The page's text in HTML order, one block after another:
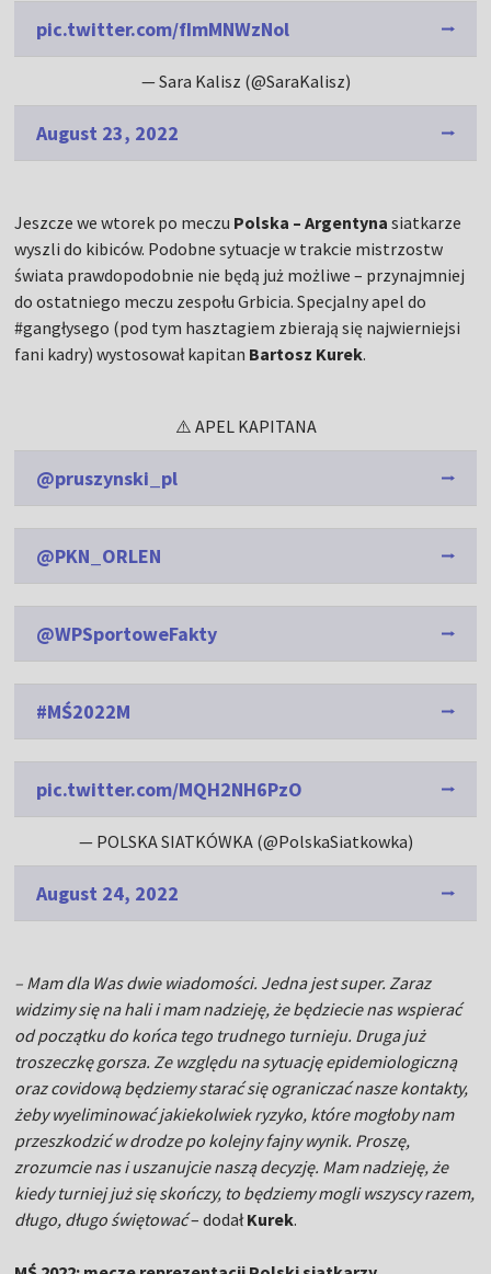
pic.twitter.com/fImMNWzNol
— Sara Kalisz (@SaraKalisz)
August 23, 2022
Jeszcze we wtorek po meczu Polska – Argentyna siatkarze
wyszli do kibiców. Podobne sytuacje w trakcie mistrzostw
świata prawdopodobnie nie będą już możliwe – przynajmniej
do ostatniego meczu zespołu Grbicia. Specjalny apel do
#gangłysego (pod tym hasztagiem zbierają się najwierniejsi
fani kadry) wystosował kapitan Bartosz Kurek.
⚠️ APEL KAPITANA
@pruszynski_pl
@PKN_ORLEN
@WPSportoweFakty
#MŚ2022M
pic.twitter.com/MQH2NH6PzO
— POLSKA SIATKÓWKA (@PolskaSiatkowka)
August 24, 2022
– Mam dla Was dwie wiadomości. Jedna jest super. Zaraz
widzimy się na hali i mam nadzieję, że będziecie nas wspierać
od początku do końca tego trudnego turnieju. Druga już
troszeczkę gorsza. Ze względu na sytuację epidemiologiczną
oraz covidową będziemy starać się ograniczać nasze kontakty,
żeby wyeliminować jakiekolwiek ryzyko, które mogłoby nam
przeszkodzić w drodze po kolejny fajny wynik. Proszę,
zrozumcie nas i uszanujcie naszą decyzję. Mam nadzieję, że
kiedy turniej już się skończy, to będziemy mogli wszyscy razem,
długo, długo świętować– dodałKurek.